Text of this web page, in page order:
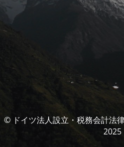
© ドイツ法人設立・税務会計法
2025